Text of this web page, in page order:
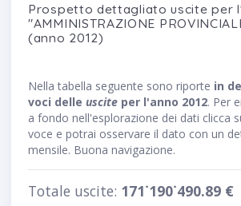
Prospetto dettagliato uscite per
"AMMINISTRAZIONE
(anno 2012)
Nella tabella seguente sono riporte in
voci delle uscite per l'anno 2012. Per
a fondo nell'esplorazione dei dati clicca
voce e potrai osservare il dato con un
mensile. Buona navigazione.
Totale uscite: 171˙190˙490.89 €